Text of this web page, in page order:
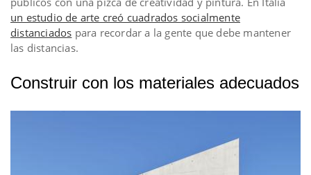
un estudio de arte creó cuadrados socialmente
distanciados para recordar a la gente que debe mantener
las distancias.
Construir con los materiales adecuados